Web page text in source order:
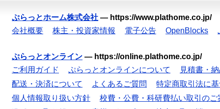
ぷらっとホーム株式会社 — https://www.plathome.co.jp/
会社概要
株主・投資家情報 電子公告 OpenBlocks
ぷらっとオンライン — https://online.plathome.co.jp/
ご利用ガイド
ぷらっとオンラインについて
見積書・
配送・決済について
よくあるご質問
特定商取引法に
個人情報取り扱い方針
校費・公費・科研費払い取引のご